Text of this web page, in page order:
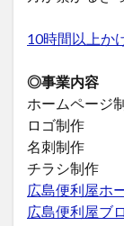
10時間以上か
◎事業内容
ホームページ
ロゴ制作
名刺制作
チラシ制作
広島便利屋ホ
広島便利屋ブ